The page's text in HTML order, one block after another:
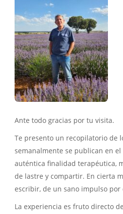
Ante todo gracias por tu visita.
Te presento un recopilatorio de
semanalmente se publican en el
auténtica finalidad terapéutica,
de lastre y compartir. En cierta
escribir, de un sano impulso por
La experiencia es fruto directo